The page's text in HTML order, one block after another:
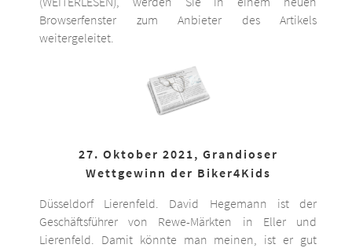
Browserfenster zum Anbieter des Artikels
weitergeleitet.
27. Oktober 2021, Grandioser
Wettgewinn der Biker4Kids
Düsseldorf Lierenfeld. David Hegemann ist der
Geschäftsführer von Rewe-Märkten in Eller und
Lierenfeld. Damit könnte man meinen, ist er gut